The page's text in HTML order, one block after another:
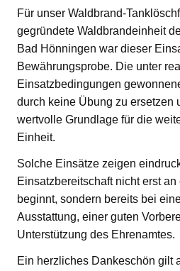
Für unser Waldbrand-
gegründete Waldbrandeinheit
Bad Hönningen war dieser
Bewährungsprobe. Die unter
Einsatzbedingungen
durch keine Übung zu ersetzen
wertvolle Grundlage für die
Einheit.
Solche Einsätze zeigen
Einsatzbereitschaft nicht erst
beginnt, sondern bereits bei
Ausstattung, einer guten
Unterstützung des Ehrenamtes.
Ein herzliches Dankeschön gilt